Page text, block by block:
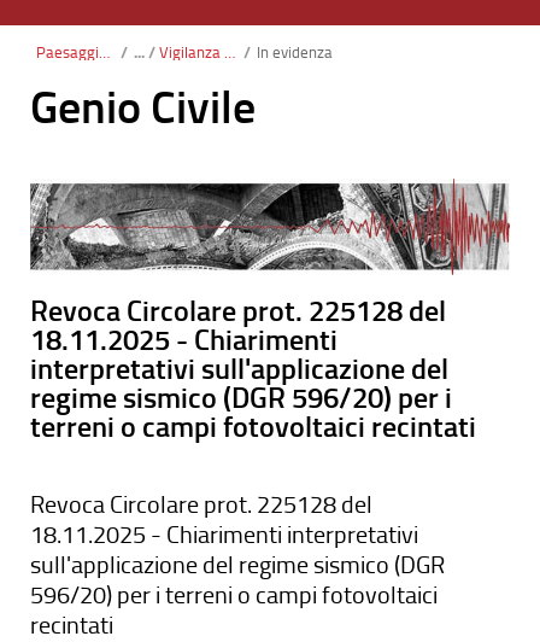
Paesaggio, Territorio, Urbanistica / Vigilanza e Controllo sulle Costruzioni / In evidenza
Genio Civile
Revoca Circolare prot. 225128 del
18.11.2025 - Chiarimenti
interpretativi sull'applicazione del
regime sismico (DGR 596/20) per i
terreni o campi fotovoltaici recintati
Revoca Circolare prot. 225128 del
18.11.2025 - Chiarimenti interpretativi
sull'applicazione del regime sismico (DGR
596/20) per i terreni o campi fotovoltaici
recintati